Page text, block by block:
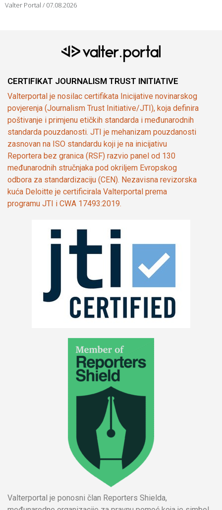
Valter Portal 07.08.2026
CERTIFIKAT JOURNALISM TRUST INITIATIVE
Valterportal je nosilac certifikata Inicijative novinarskog
povjerenja (Journalism Trust Initiative/JTI), koja definira
poštivanje i primjenu etičkih standarda i međunarodnih
standarda pouzdanosti. JTI je mehanizam pouzdanosti
zasnovan na ISO standardu koji je na inicijativu
Reportera bez granica (RSF) razvio panel od 130
međunarodnih stručnjaka pod okriljem Evropskog
odbora za standardizaciju (CEN). Nezavisna revizorska
kuća Deloitte je certificirala Valterportal prema
programu JTI i CWA 17493:2019.
Valterportal je ponosni član Reporters Shielda,